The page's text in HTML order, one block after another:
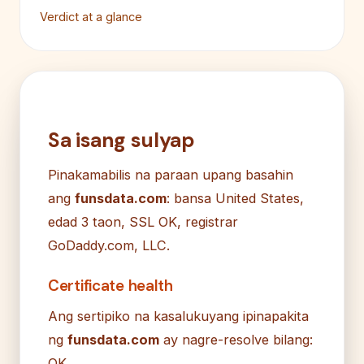
Verdict at a glance
Sa isang sulyap
Pinakamabilis na paraan upang basahin
ang funsdata.com: bansa United States,
edad 3 taon, SSL OK, registrar
GoDaddy.com, LLC.
Certificate health
Ang sertipiko na kasalukuyang ipinapakita
ng funsdata.com ay nagre-resolve bilang: